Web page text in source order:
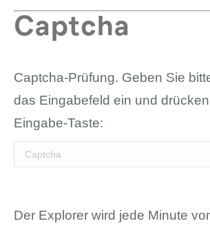
Captcha
Captcha-Prüfung. Geben Sie
das Eingabefeld ein und
Eingabe-Taste:
Der Explorer wird jede Minute